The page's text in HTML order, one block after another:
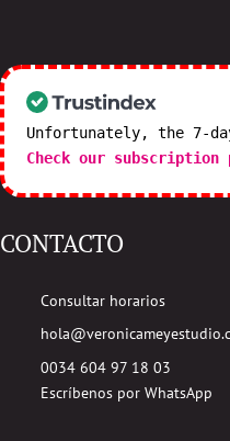
Unfortunately, the 7-
Check our subscription
CONTACTO
Consultar horarios
0034 604 97 18 03
Escríbenos por WhatsApp